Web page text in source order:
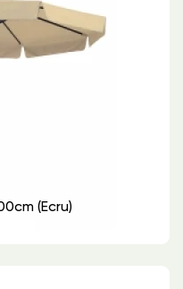
(ecru)